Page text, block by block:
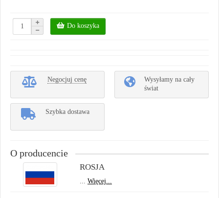
Do koszyka
Negocjuj cenę
Wysyłamy na cały
świat
Szybka dostawa
O producencie
ROSJA
... Więcej...